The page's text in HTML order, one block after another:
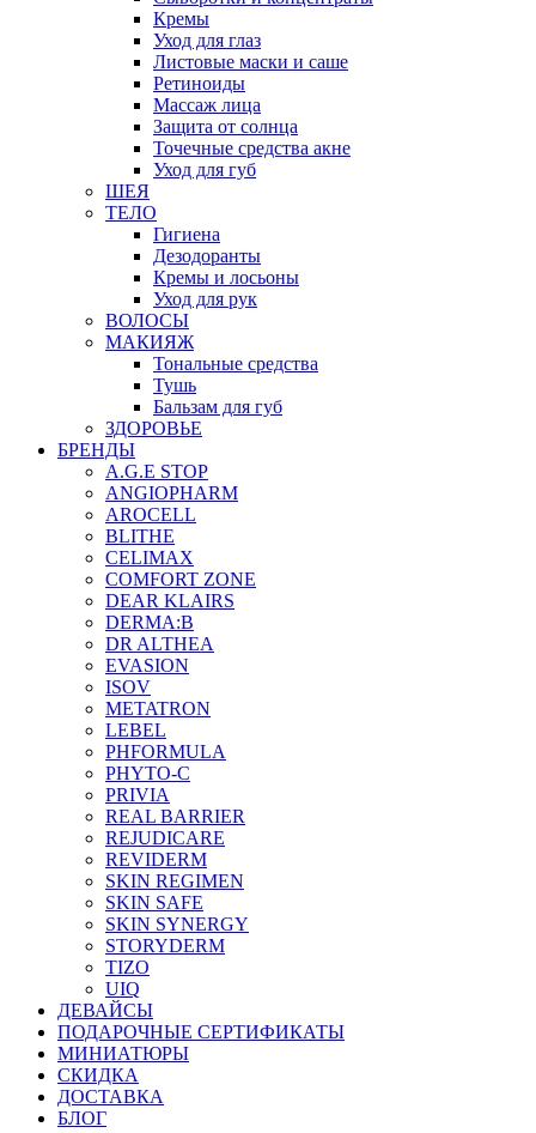
Кремы
Уход для глаз
Листовые маски и саше
Ретиноиды
Массаж лица
Защита от солнца
Точечные средства акне
Уход для губ
ШЕЯ
ТЕЛО
Гигиена
Дезодоранты
Кремы и лосьоны
Уход для рук
ВОЛОСЫ
МАКИЯЖ
Тональные средства
Тушь
Бальзам для губ
ЗДОРОВЬЕ
БРЕНДЫ
A.G.E STOP
ANGIOPHARM
AROCELL
BLITHE
CELIMAX
COMFORT ZONE
DEAR KLAIRS
DERMA:B
DR ALTHEA
EVASION
ISOV
METATRON
LEBEL
PHFORMULA
PHYTO-C
PRIVIA
REAL BARRIER
REJUDICARE
REVIDERM
SKIN REGIMEN
SKIN SAFE
SKIN SYNERGY
STORYDERM
TIZO
UIQ
ДЕВАЙСЫ
ПОДАРОЧНЫЕ СЕРТИФИКАТЫ
МИНИАТЮРЫ
СКИДКА
ДОСТАВКА
БЛОГ